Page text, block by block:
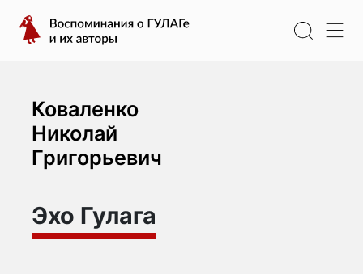
содержимому
Воспоминания
о
ГУЛАГе
их
авторы
Коваленко
Николай
Григорьевич
Эхо Гулага